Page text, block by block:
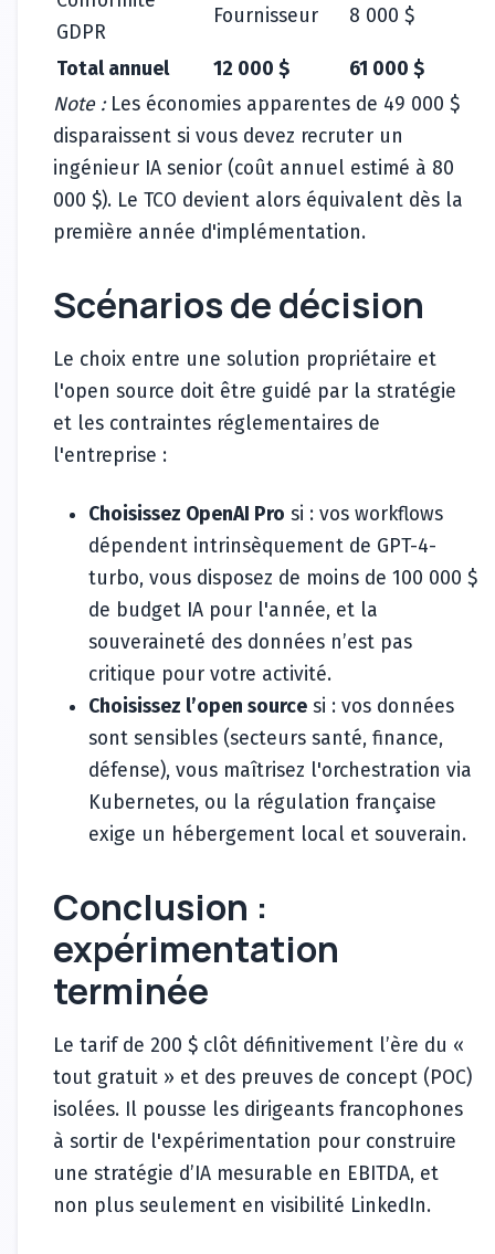
GDPR
Fournisseur 8 000 $
Total annuel 12 000 $
61 000 $
Note :Les économies apparentes de 49 000 $
disparaissent si vous devez recruter un
ingénieur IA senior (coût annuel estimé à 80
000 $). Le TCO devient alors équivalent dès la
première année d'implémentation.
Scénarios de décision
Le choix entre une solution propriétaire et
l'open source doit être guidé par la stratégie
et les contraintes réglementaires de
l'entreprise :
Choisissez OpenAI Pro si : vos workflows
dépendent intrinsèquement de GPT-4-
turbo, vous disposez de moins de 100 000 $
de budget IA pour l'année, et la
souveraineté des données n’est pas
critique pour votre activité.
Choisissez l’open source si : vos données
sont sensibles (secteurs santé, finance,
défense), vous maîtrisez l'orchestration via
Kubernetes, ou la régulation française
exige un hébergement local et souverain.
Conclusion :
expérimentation
terminée
Le tarif de 200 $ clôt définitivement l’ère du «
tout gratuit » et des preuves de concept (POC)
isolées. Il pousse les dirigeants francophones
à sortir de l'expérimentation pour construire
une stratégie d’IA mesurable en EBITDA, et
non plus seulement en visibilité LinkedIn.